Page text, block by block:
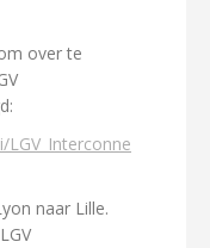
over te
naar Lille.